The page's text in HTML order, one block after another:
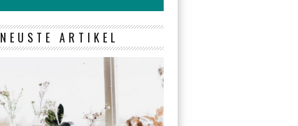
NEUSTE ARTIKEL